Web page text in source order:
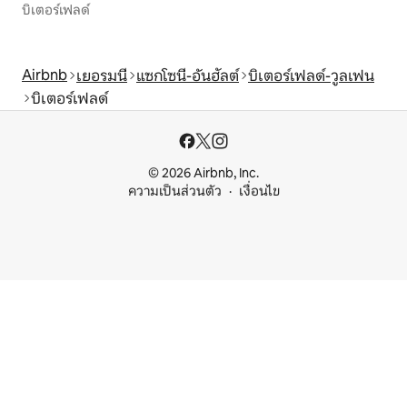
บิเตอร์เฟลด์
Airbnb เยอรมนี แซกโซนี-อันฮัลต์ บิเตอร์เฟลด์-วูลเฟน
บิเตอร์เฟลด์
© 2026 Airbnb, Inc.
ความเป็นส่วนตัว
เงื่อนไข